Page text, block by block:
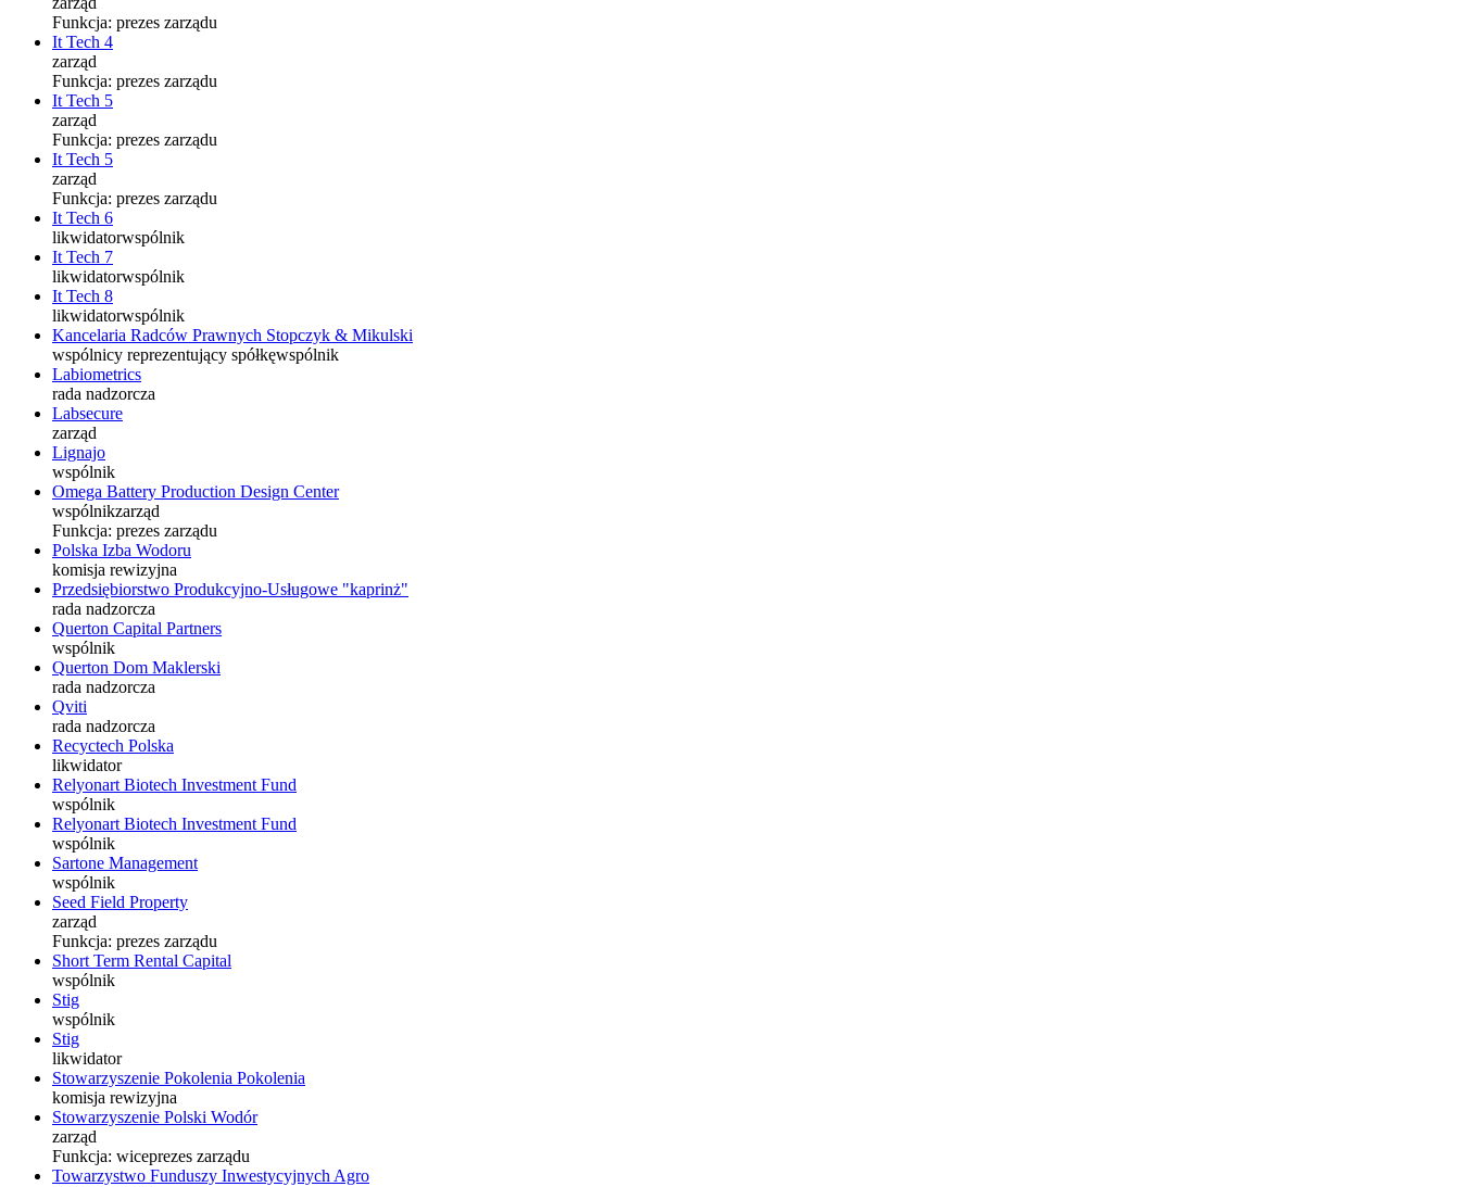
Funkcja: prezes zarządu
It Tech 4
zarząd
Funkcja: prezes zarządu
It Tech 5
zarząd
Funkcja: prezes zarządu
It Tech 5
zarząd
Funkcja: prezes zarządu
It Tech 6
likwidatorwspólnik
It Tech 7
likwidatorwspólnik
It Tech 8
likwidatorwspólnik
Kancelaria Radców Prawnych Stopczyk & Mikulski
wspólnicy reprezentujący spółkęwspólnik
Labiometrics
rada nadzorcza
Labsecure
zarząd
Lignajo
wspólnik
Omega Battery Production Design Center
wspólnikzarząd
Funkcja: prezes zarządu
Polska Izba Wodoru
komisja rewizyjna
Przedsiębiorstwo Produkcyjno-Usługowe "kaprinż"
rada nadzorcza
Querton Capital Partners
wspólnik
Querton Dom Maklerski
rada nadzorcza
Qviti
rada nadzorcza
Recyctech Polska
likwidator
Relyonart Biotech Investment Fund
wspólnik
Relyonart Biotech Investment Fund
wspólnik
Sartone Management
wspólnik
Seed Field Property
zarząd
Funkcja: prezes zarządu
Short Term Rental Capital
wspólnik
Stig
wspólnik
Stig
likwidator
Stowarzyszenie Pokolenia Pokolenia
komisja rewizyjna
Stowarzyszenie Polski Wodór
zarząd
Funkcja: wiceprezes zarządu
Towarzystwo Funduszy Inwestycyjnych Agro